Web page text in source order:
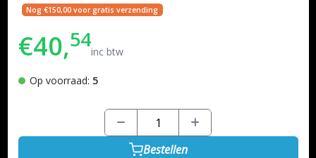
Nog €150,00 voor gratis verzending
€40,54inc btw
Op voorraad: 5
Bestellen